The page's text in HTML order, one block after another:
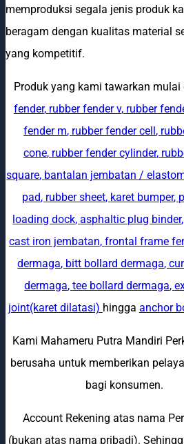
memproduksi segala jenis produk
beragam dengan kualitas material
yang kompetitif.
Produk yang kami tawarkan mulai
fender, rubber fender v, rubber
fender m, rubber fender cell,
cone, rubber fender cylinder,
square, bantalan jembatan /
pad, rubber sheet, karet bumper,
loading dock,asphaltic plug binder
cast iron jembatan, frontal frame
dermaga, bitt bollard dermaga,
dermaga,tee bollard dermaga,
joint(karet dilatasi) hingga anchor
Kami Mahameru Putra Mandiri
berusaha untuk memberikan
bagi konsumen.
Account Rekening atas nama
(bukan atas nama pribadi).